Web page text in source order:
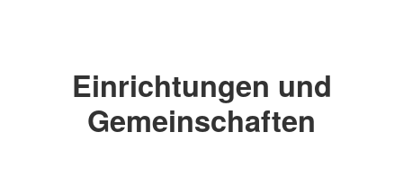
Einrichtungen und
Gemeinschaften